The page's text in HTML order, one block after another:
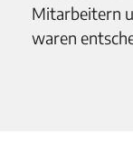
Mitarbeitern
waren